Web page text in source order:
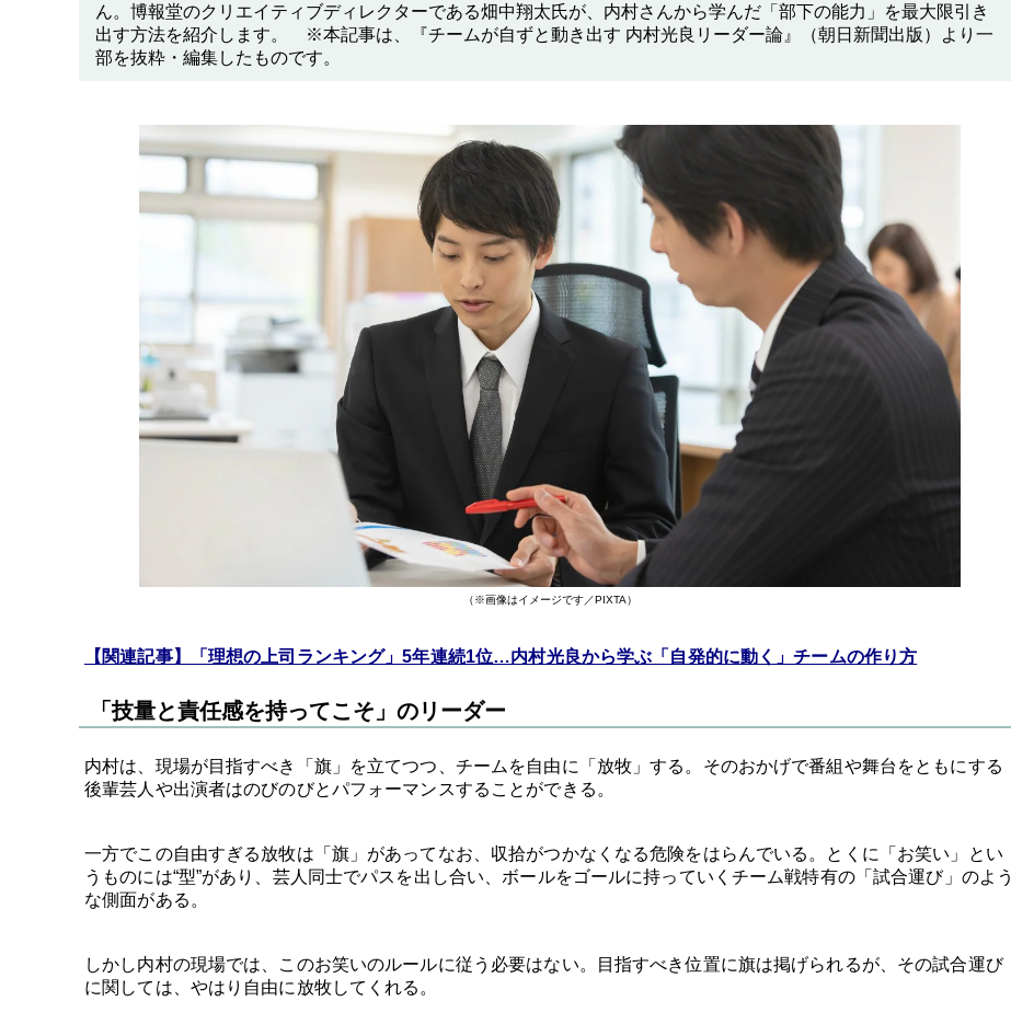
ん。博報堂のクリエイティブディレクターである畑中翔太氏が、内村さんから学んだ「部下の能力」を最大限引き
出す方法を紹介します。 ※本記事は、『チームが自ずと動き出す 内村光良リーダー論』（朝日新聞出版）より一
部を抜粋・編集したものです。
（※画像はイメージです／PIXTA）
【関連記事】「理想の上司ランキング」5年連続1位…内村光良から学ぶ「自発的に動く」チームの作り方
「技量と責任感を持ってこそ」のリーダー
内村は、現場が目指すべき「旗」を立てつつ、チームを自由に「放牧」する。そのおかげで番組や舞台をともにする
後輩芸人や出演者はのびのびとパフォーマンスすることができる。
一方でこの自由すぎる放牧は「旗」があってなお、収拾がつかなくなる危険をはらんでいる。とくに「お笑い」とい
うものには“型”があり、芸人同士でパスを出し合い、ボールをゴールに持っていくチーム戦特有の「試合運び」のよう
な側面がある。
しかし内村の現場では、このお笑いのルールに従う必要はない。目指すべき位置に旗は掲げられるが、その試合運び
に関しては、やはり自由に放牧してくれる。